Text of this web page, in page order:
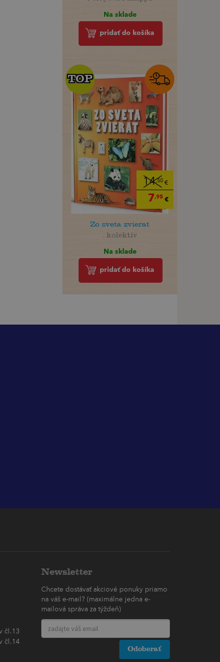
Na sklade
pridať do košíka
14,50€
7,95€
TOP
TOP
Zo sveta zvierat
. kolektív
Na sklade
pridať do košíka
čl.13
čl.14
Newsletter
Chcete dostávať akciové ponuky priamo
na váš e-mail? (maximálne jedna e-
mailová správa za týždeň)
Odoberať